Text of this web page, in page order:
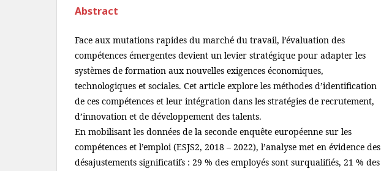
Abstract
Face aux mutations rapides du marché du travail, l’évaluation des
compétences émergentes devient un levier stratégique pour adapter les
systèmes de formation aux nouvelles exigences économiques,
technologiques et sociales. Cet article explore les méthodes d’identification
de ces compétences et leur intégration dans les stratégies de recrutement,
d’innovation et de développement des talents.
En mobilisant les données de la seconde enquête européenne sur les
compétences et l’emploi (ESJS2, 2018 – 2022), l’analyse met en évidence des
désajustements significatifs : 29 % des employés sont surqualifiés, 21 % des